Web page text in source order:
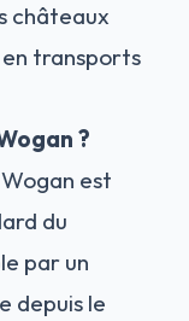
châteaux
en transports
?
est
du
par un
depuis le